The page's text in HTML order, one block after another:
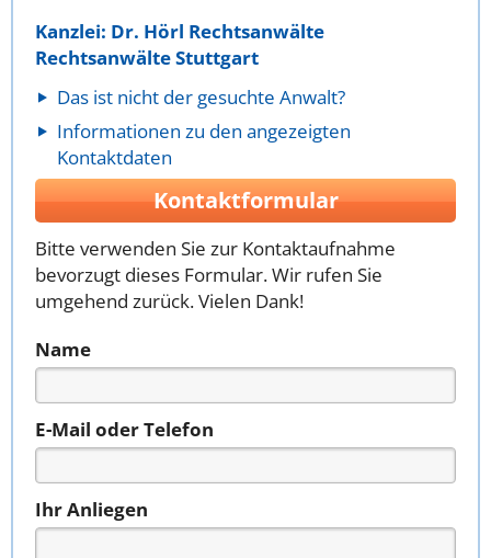
Kanzlei: Dr. Hörl Rechtsanwälte
Rechtsanwälte Stuttgart
Das ist nicht der gesuchte Anwalt?
Informationen zu den angezeigten
Kontaktdaten
Kontaktformular
Bitte verwenden Sie zur Kontaktaufnahme
bevorzugt dieses Formular. Wir rufen Sie
umgehend zurück. Vielen Dank!
Name
E-Mail oder Telefon
Ihr Anliegen